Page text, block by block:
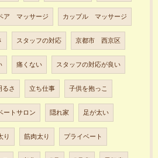
ア マッサージ カップル マッサージ
スタッフの対応 京都市 西京区
痛くない スタッフの対応が良い
るさ 立ち仕事 子供を抱っこ
ートサロン 隠れ家 足が太い
り 筋肉太り プライベート